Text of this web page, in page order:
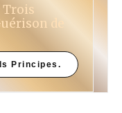
Trois
de
Principes.